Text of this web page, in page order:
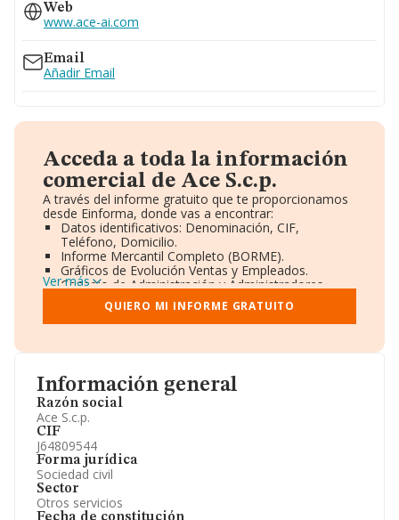
Información general
Razón social
Ace S.c.p.
CIF
J64809544
Forma jurídica
Sociedad civil
Sector
Otros servicios
Web
www.ace-ai.com
Email
Añadir Email
Acceda a toda la información
comercial de Ace S.c.p.
A través del informe gratuito que te proporcionamos
desde Einforma, donde vas a encontrar:
Datos identificativos: Denominación, CIF,
Teléfono, Domicilio.
Informe Mercantil Completo (BORME).
Gráficos de Evolución Ventas y Empleados.
Consejo de Administración y Administradores.
Directivos y Ejecutivos.
Accionistas.
Participaciones y Vinculaciones en otras empresas.
Información oficial y registral complementaria.
Ver más
QUIERO MI INFORME GRATUITO